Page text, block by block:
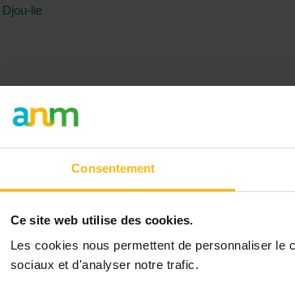
Consentement
Ce site web utilise des cookies.
Les cookies nous permettent de personnaliser le
sociaux et d'analyser notre trafic.
Djou-lie